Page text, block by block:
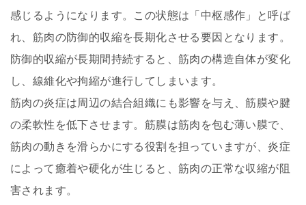
感じるようになります。この状態は「中枢感作」と呼ば
れ、筋肉の防御的収縮を長期化させる要因となります。
防御的収縮が長期間持続すると、筋肉の構造自体が変化
し、線維化や拘縮が進行してしまいます。
筋肉の炎症は周辺の結合組織にも影響を与え、筋膜や腱
の柔軟性を低下させます。筋膜は筋肉を包む薄い膜で、
筋肉の動きを滑らかにする役割を担っていますが、炎症
によって癒着や硬化が生じると、筋肉の正常な収縮が阻
害されます。